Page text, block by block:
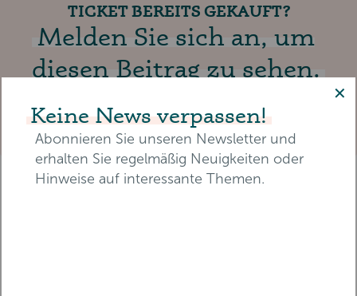
TICKET BEREITS GEKAUFT?
Melden Sie sich an, um
diesen Beitrag zu sehen.
EINLOGGEN
✕
Keine News verpassen!
Abonnieren Sie unseren Newsletter und
erhalten Sie regelmäßig Neuigkeiten oder
Hinweise auf interessante Themen.